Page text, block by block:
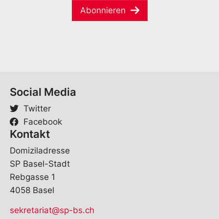
-
Abonnieren
Social Media
Twitter
Facebook
Kontakt
Domiziladresse
SP Basel-Stadt
Rebgasse 1
4058 Basel
sekretariat@sp-bs.ch